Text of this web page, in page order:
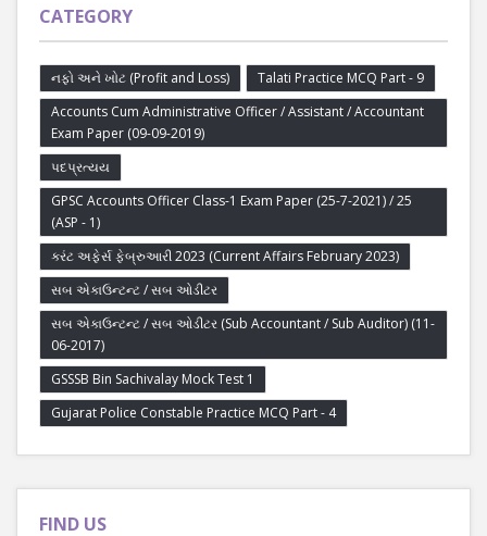
CATEGORY
નફો અને ખોટ (Profit and Loss)
Talati Practice MCQ Part - 9
Accounts Cum Administrative Officer / Assistant / Accountant
Exam Paper (09-09-2019)
પદપ્રત્યય
GPSC Accounts Officer Class-1 Exam Paper (25-7-2021) / 25
(ASP - 1)
કરંટ અફેર્સ ફેબ્રુઆરી 2023 (Current Affairs February 2023)
સબ એકાઉન્ટન્ટ / સબ ઓડીટર
સબ એકાઉન્ટન્ટ / સબ ઓડીટર (Sub Accountant / Sub Auditor) (11-
06-2017)
GSSSB Bin Sachivalay Mock Test 1
Gujarat Police Constable Practice MCQ Part - 4
FIND US